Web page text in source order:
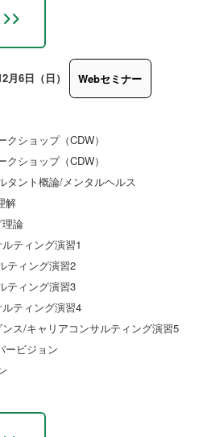
月6日（日）
ショップ（CDW）
ショップ（CDW）
タント概論/メンタルヘルス
解
論
ティング演習1
ティング演習2
ティング演習3
ティング演習4
ス/キャリアコンサルティング演習5
ービジョン